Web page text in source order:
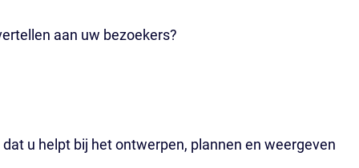
aan uw bezoekers?
u helpt bij het ontwerpen, plannen en weergeven